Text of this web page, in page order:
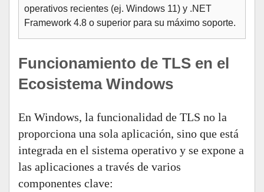
operativos recientes (ej. Windows 11) y .NET
Framework 4.8 o superior para su máximo soporte.
Funcionamiento de TLS en el
Ecosistema Windows
En Windows, la funcionalidad de TLS no la
proporciona una sola aplicación, sino que está
integrada en el sistema operativo y se expone a
las aplicaciones a través de varios
componentes clave: